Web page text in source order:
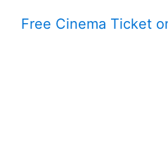
Free Cinema Ticket